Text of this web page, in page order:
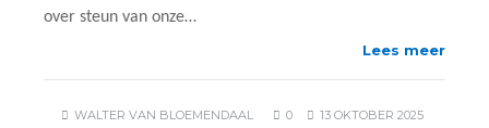
over steun van onze…
Lees meer
WALTER VAN BLOEMENDAAL 0
13 OKTOBER 2025